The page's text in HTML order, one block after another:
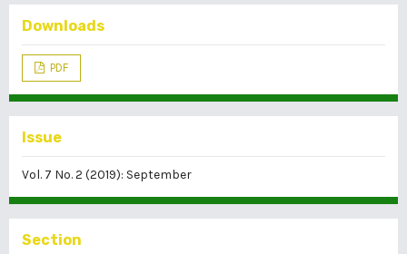
Downloads
PDF
Issue
Vol. 7 No. 2 (2019): September
Section